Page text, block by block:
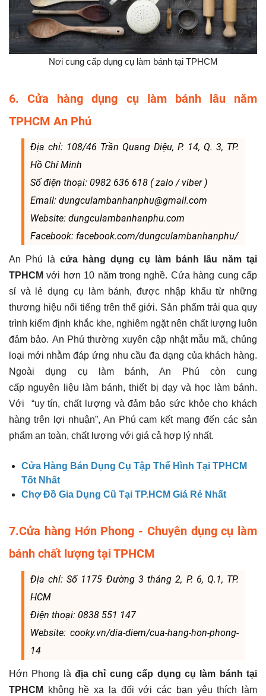
Nơi cung cấp dụng cụ làm bánh tại TPHCM
6. Cửa hàng dụng cụ làm bánh lâu năm
TPHCM An Phú
Địa chỉ: 108/46 Trần Quang Diệu, P. 14, Q. 3, TP.
Hồ Chí Minh
Số điện thoại: 0982 636 618 ( zalo / viber )
Email: dungculambanhanphu@gmail.com
Website: dungculambanhanphu.com
Facebook: facebook.com/dungculambanhanphu/
An Phú là cửa hàng dụng cụ làm bánh lâu năm tại
TPHCM với hơn 10 năm trong nghề. Cửa hàng cung cấp
sỉ và lẻ dụng cụ làm bánh, được nhập khẩu từ những
thương hiệu nổi tiếng trên thế giới. Sản phẩm trải qua quy
trình kiểm định khắc khe, nghiêm ngặt nên chất lượng luôn
đảm bảo. An Phú thường xuyên cập nhật mẫu mã, chủng
loại mới nhằm đáp ứng nhu cầu đa dạng của khách hàng.
Ngoài dụng cụ làm bánh, An Phú còn cung
cấp nguyên liệu làm bánh, thiết bị dạy và học làm bánh.
Với “uy tín, chất lượng và đảm bảo sức khỏe cho khách
hàng trên lợi nhuận”, An Phú cam kết mang đến các sản
phẩm an toàn, chất lượng với giá cả hợp lý nhất.
Cửa Hàng Bán Dụng Cụ Tập Thể Hình Tại TPHCM
Tốt Nhất
Chợ Đồ Gia Dụng Cũ Tại TP.HCM Giá Rẻ Nhất
7.Cửa hàng Hớn Phong - Chuyên dụng cụ làm
bánh chất lượng tại TPHCM
Địa chỉ: Số 1175 Đường 3 tháng 2, P. 6, Q.1, TP.
HCM
Điện thoại: 0838 551 147
Website: cooky.vn/dia-diem/cua-hang-hon-phong-
14
Hớn Phong làđịa chỉ cung cấp dụng cụ làm bánh tại
TPHCM
không hề xa lạ đối với các bạn yêu thích làm